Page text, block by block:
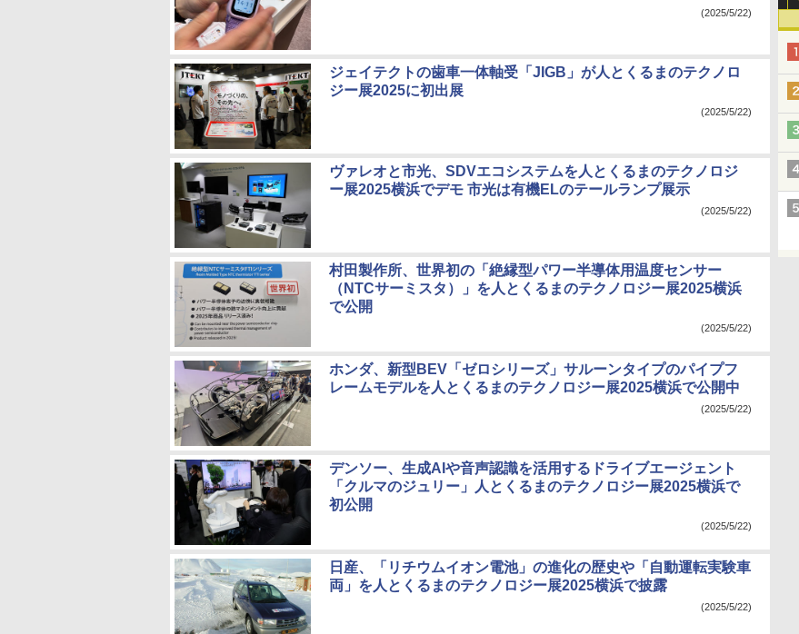
(2025/5/22)
ジェイテクトの歯車一体軸受「JIGB」が人とくるまのテクノロ
ジー展2025に初出展
(2025/5/22)
ヴァレオと市光、SDVエコシステムを人とくるまのテクノロジ
ー展2025横浜でデモ 市光は有機ELのテールランプ展示
(2025/5/22)
村田製作所、世界初の「絶縁型パワー半導体用温度センサー
（NTCサーミスタ）」を人とくるまのテクノロジー展2025横浜
で公開
(2025/5/22)
ホンダ、新型BEV「ゼロシリーズ」サルーンタイプのパイプフ
レームモデルを人とくるまのテクノロジー展2025横浜で公開中
(2025/5/22)
デンソー、生成AIや音声認識を活用するドライブエージェント
「クルマのジュリー」人とくるまのテクノロジー展2025横浜で
初公開
(2025/5/22)
日産、「リチウムイオン電池」の進化の歴史や「自動運転実験車
両」を人とくるまのテクノロジー展2025横浜で披露
(2025/5/22)